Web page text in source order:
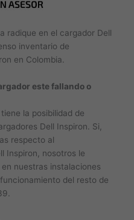
radique en el cargador Dell
inventario de
en Colombia.
este fallando o
la posibilidad de
Dell Inspiron. Si,
respecto al
Inspiron, nosotros le
nuestras instalaciones
del resto de